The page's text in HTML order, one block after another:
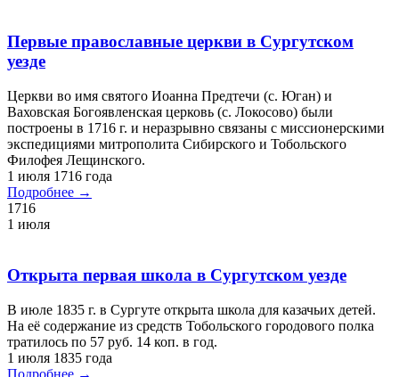
Первые православные церкви в Сургутском
уезде
Церкви во имя святого Иоанна Предтечи (с. Юган) и
Ваховская Богоявленская церковь (с. Локосово) были
построены в 1716 г. и неразрывно связаны с миссионерскими
экспедициями митрополита Сибирского и Тобольского
Филофея Лещинского.
1 июля 1716 года
Подробнее →
1716
1 июля
Открыта первая школа в Сургутском уезде
В июле 1835 г. в Сургуте открыта школа для казачьих детей.
На её содержание из средств Тобольского городового полка
тратилось по 57 руб. 14 коп. в год.
1 июля 1835 года
Подробнее →